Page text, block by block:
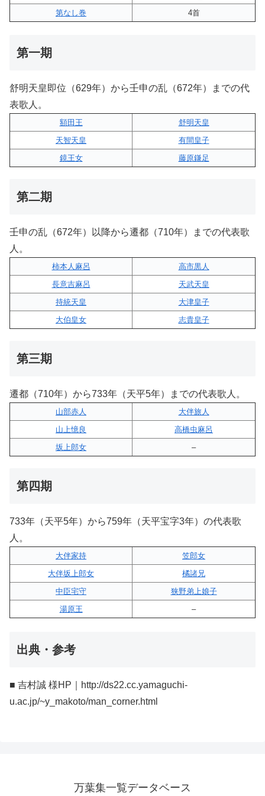
第なし巻
4首
第一期
舒明天皇即位（629年）から壬申の乱（672年）までの代
表歌人。
額田王
舒明天皇
天智天皇
有間皇子
鏡王女
藤原鎌足
第二期
壬申の乱（672年）以降から遷都（710年）までの代表歌
人。
柿本人麻呂
高市黒人
長意吉麻呂
天武天皇
持統天皇
大津皇子
大伯皇女
志貴皇子
第三期
遷都（710年）から733年（天平5年）までの代表歌人。
山部赤人
大伴旅人
山上憶良
高橋虫麻呂
坂上郎女
–
第四期
733年（天平5年）から759年（天平宝字3年）の代表歌
人。
大伴家持
笠郎女
大伴坂上郎女
橘諸兄
中臣宅守
狭野弟上娘子
湯原王
–
出典・参考
■ 吉村誠 様HP｜http://ds22.cc.yamaguchi-
u.ac.jp/~y_makoto/man_corner.html
万葉集一覧データベース